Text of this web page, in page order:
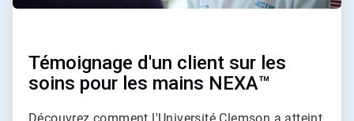
Témoignage d'un client sur les
soins pour les mains NEXA™